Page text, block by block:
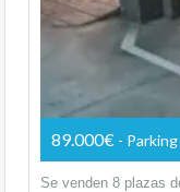
89.000€ - Parking
Se venden 8 plazas